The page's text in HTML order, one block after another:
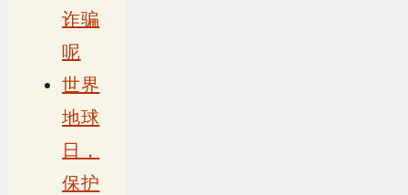
诈骗
呢
世界
地球
日，
保护